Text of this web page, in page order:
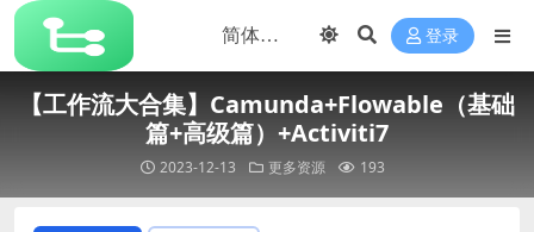
登录
【工作流大合集】Camunda+Flowable（基础
篇+高级篇）+Activiti7
2023-12-13 更多资源 193